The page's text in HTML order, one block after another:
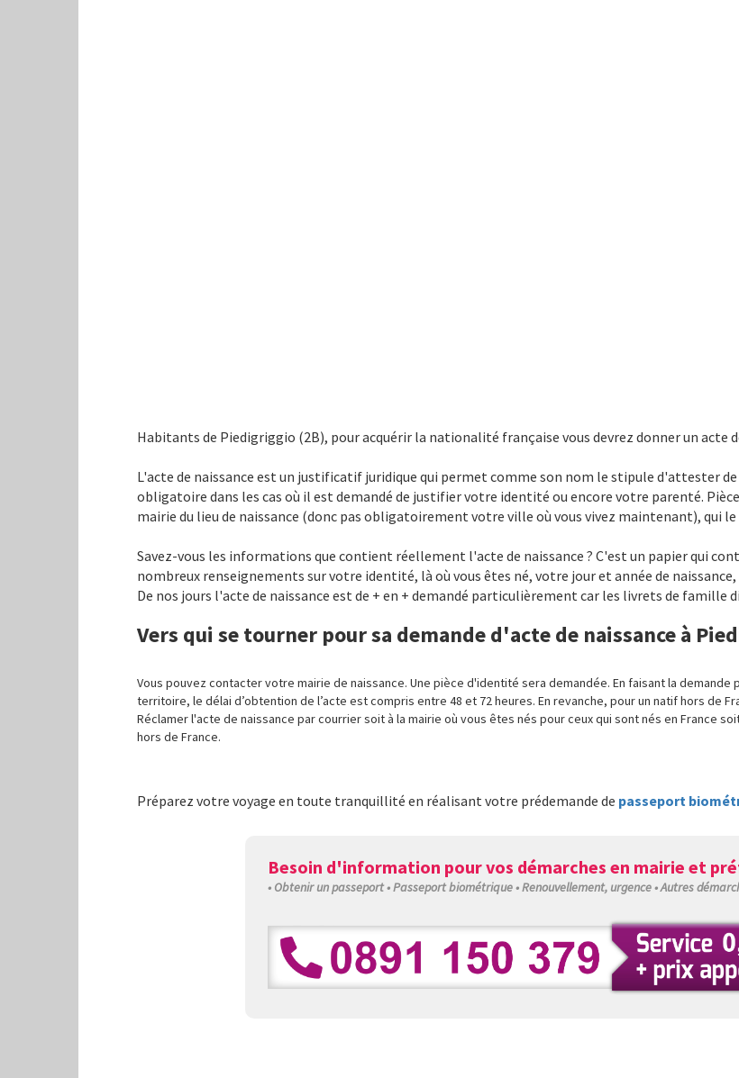
Habitants de Piedigriggio (2B), pour acquérir la nationalité française vous devrez donner un acte
L'acte de naissance est un justificatif juridique qui permet comme son nom le stipule d'attester
obligatoire dans les cas où il est demandé de justifier votre identité ou encore votre parenté.
mairie du lieu de naissance (donc pas obligatoirement votre ville où vous vivez maintenant), qui le
Savez-vous les informations que contient réellement l'acte de naissance ? C'est un papier qui
nombreux renseignements sur votre identité, là où vous êtes né, votre jour et année de
De nos jours l'acte de naissance est de + en + demandé particulièrement car les livrets de famille
Vers qui se tourner pour sa demande d'acte de naissance à
Vous pouvez contacter votre mairie de naissance. Une pièce d'identité sera demandée. En faisant la
territoire, le délai d’obtention de l’acte est compris entre 48 et 72 heures. En revanche, pour un natif hors de
Réclamer l'acte de naissance par courrier soit à la mairie où vous êtes nés pour ceux qui sont nés en France
hors de France.
Préparez votre voyage en toute tranquillité en réalisant votre prédemande de passeport
Besoin d'information pour vos démarches en mairie et
• Obtenir un passeport • Passeport biométrique • Renouvellement, urgence • Autres